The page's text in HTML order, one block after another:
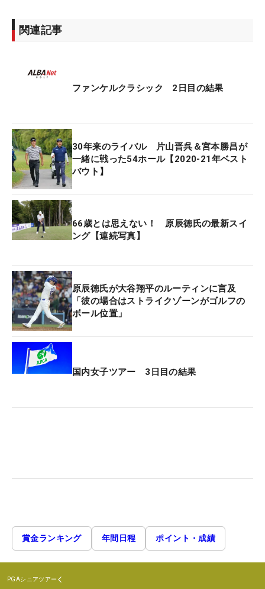
関連記事
ファンケルクラシック 2日目の結果
30年来のライバル 片山晋呉＆宮本勝昌が
一緒に戦った54ホール【2020-21年ベスト
バウト】
66歳とは思えない！ 原辰徳氏の最新スイ
ング【連続写真】
原辰徳氏が大谷翔平のルーティンに言及
「彼の場合はストライクゾーンがゴルフの
ボール位置」
国内女子ツアー 3日目の結果
賞金ランキング 年間日程 ポイント・成績
PGAシニアツアー